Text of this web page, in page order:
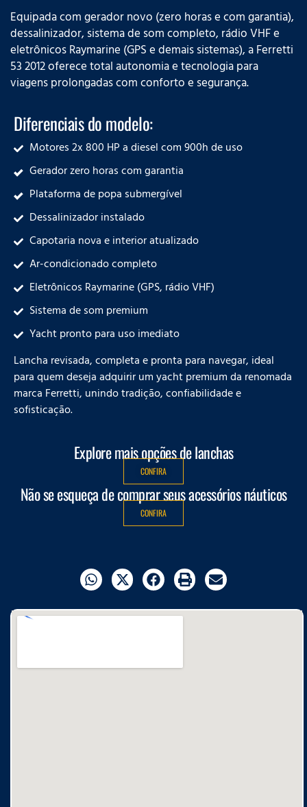
Equipada com gerador novo (zero horas e com garantia),
dessalinizador, sistema de som completo, rádio VHF e
eletrônicos Raymarine (GPS e demais sistemas), a Ferretti
53 2012 oferece total autonomia e tecnologia para
viagens prolongadas com conforto e segurança.
Diferenciais do modelo:
Motores 2x 800 HP a diesel com 900h de uso
Gerador zero horas com garantia
Plataforma de popa submergível
Dessalinizador instalado
Capotaria nova e interior atualizado
Ar-condicionado completo
Eletrônicos Raymarine (GPS, rádio VHF)
Sistema de som premium
Yacht pronto para uso imediato
Lancha revisada, completa e pronta para navegar, ideal
para quem deseja adquirir um yacht premium da renomada
marca Ferretti, unindo tradição, confiabilidade e
sofisticação.
Explore mais opções de lanchas
CONFIRA
Não se esqueça de comprar seus acessórios náuticos
CONFIRA